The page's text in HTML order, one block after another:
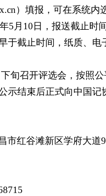
）填报，可在系统内
5月10日，报送截止时
于截止时间，纸质、电
旬召开评选会，按照
示结束后正式向中国记
市红谷滩新区学府大道